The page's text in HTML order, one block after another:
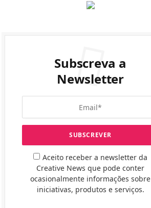
Subscreva a
Newsletter
Aceito receber a newsletter da
Creative News que pode conter
ocasionalmente informações sobre
iniciativas, produtos e serviços.